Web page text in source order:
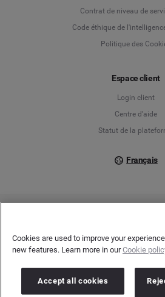
Contrat de niveau de
Code éthique de
Politique des
Espace client
Login client
Centre d’aide
Statut de la
Français
Company number: 03898053 | N° TVA
Cookies are used to improve your
new features. Learn more in ourCookie
Accept all cookies